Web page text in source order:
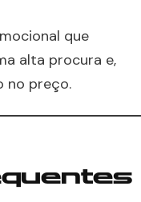
que
alta procura e,
no preço.